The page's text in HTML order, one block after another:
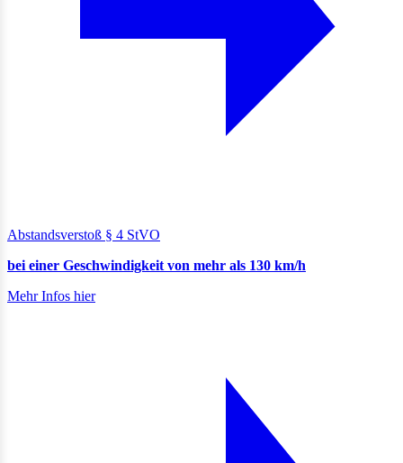
Abstandsverstoß § 4 StVO
bei einer Geschwindigkeit von mehr als 130 km/h
Mehr Infos hier